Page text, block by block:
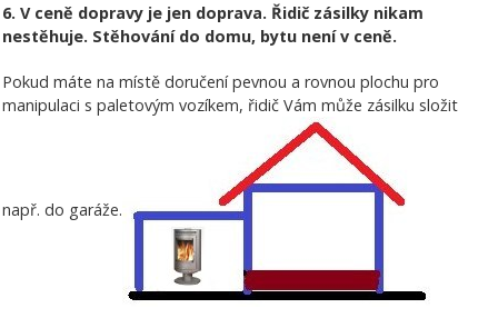
6. V ceně dopravy je jen doprava. Řidič zásilky nikam
nestěhuje. Stěhování do domu, bytu není v ceně.
Pokud máte na místě doručení pevnou a rovnou plochu pro
manipulaci s paletovým vozíkem, řidič Vám může zásilku složit
např. do garáže.